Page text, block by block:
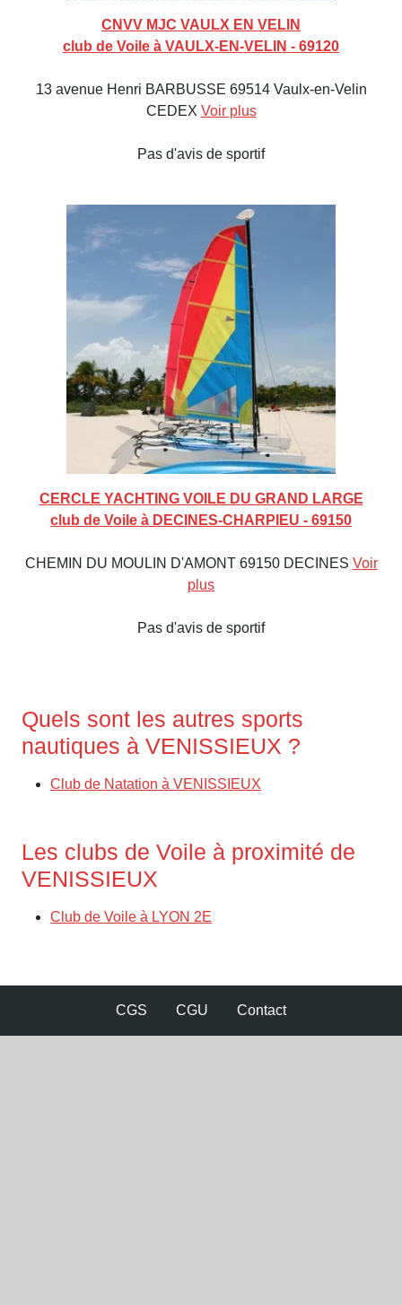
CNVV MJC VAULX EN VELIN
club de Voile à VAULX-EN-VELIN - 69120
13 avenue Henri BARBUSSE 69514 Vaulx-en-Velin
CEDEX Voir plus
Pas d'avis de sportif
CERCLE YACHTING VOILE DU GRAND LARGE
club de Voile à DECINES-CHARPIEU - 69150
CHEMIN DU MOULIN D'AMONT 69150 DECINES Voir
plus
Pas d'avis de sportif
Quels sont les autres sports
nautiques à VENISSIEUX ?
Club de Natation à VENISSIEUX
Les clubs de Voile à proximité de
VENISSIEUX
Club de Voile à LYON 2E
CGS CGU Contact